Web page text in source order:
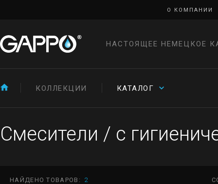
О КОМПАНИИ
НАСТОЯЩЕЕ НЕМЕЦКОЕ
КОЛЛЕКЦИИ КАТАЛОГ
Смесители / с
НАЙДЕНО ТОВАРОВ: 2